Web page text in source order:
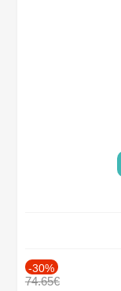
-30%
74.65€